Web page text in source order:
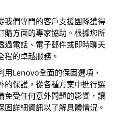
我們專門的客戶支援團隊獲得
購方面的專家協助。根據您所
過電話、電子郵件或即時聊天
程的卓越服務。
用Lenovo全面的保固選項，
的保護。從各種方案中進行選
免受任何意外問題的影響，讓
固詳細資訊以了解具體情況。